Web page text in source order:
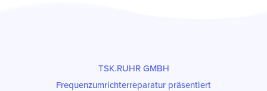
TSK.RUHR GMBH
Frequenzumrichterreparatur präsentiert